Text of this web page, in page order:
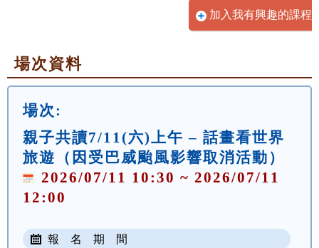
加入我有興趣的課程
場次資料
場次:
親子共讀7/11(六)上午 – 話畫看世界
旅遊（因受巴威颱風影響取消活動）
2026/07/11 10:30 ~ 2026/07/11
12:00
報 名 期 間